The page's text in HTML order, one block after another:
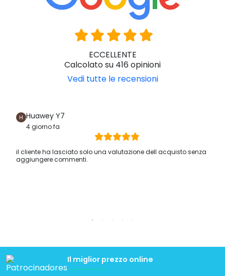
ECCELLENTE
Calcolato su 416 opinioni
Vedi tutte le recensioni
Huawey Y7
4 giorno fa
il cliente ha lasciato solo una valutazione dell acquisto senza
aggiungere commenti.
Il miglior prezzo online